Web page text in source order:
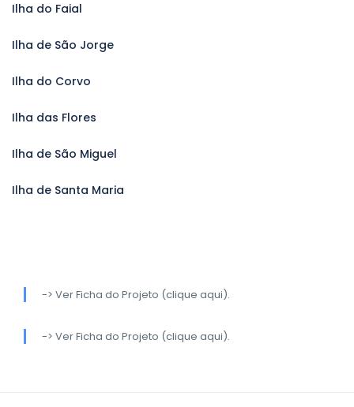
Ilha do Faial
Ilha de São Jorge
Ilha do Corvo
Ilha das Flores
Ilha de São Miguel
Ilha de Santa Maria
-> Ver Ficha do Projeto (clique aqui).
-> Ver Ficha do Projeto (clique aqui).